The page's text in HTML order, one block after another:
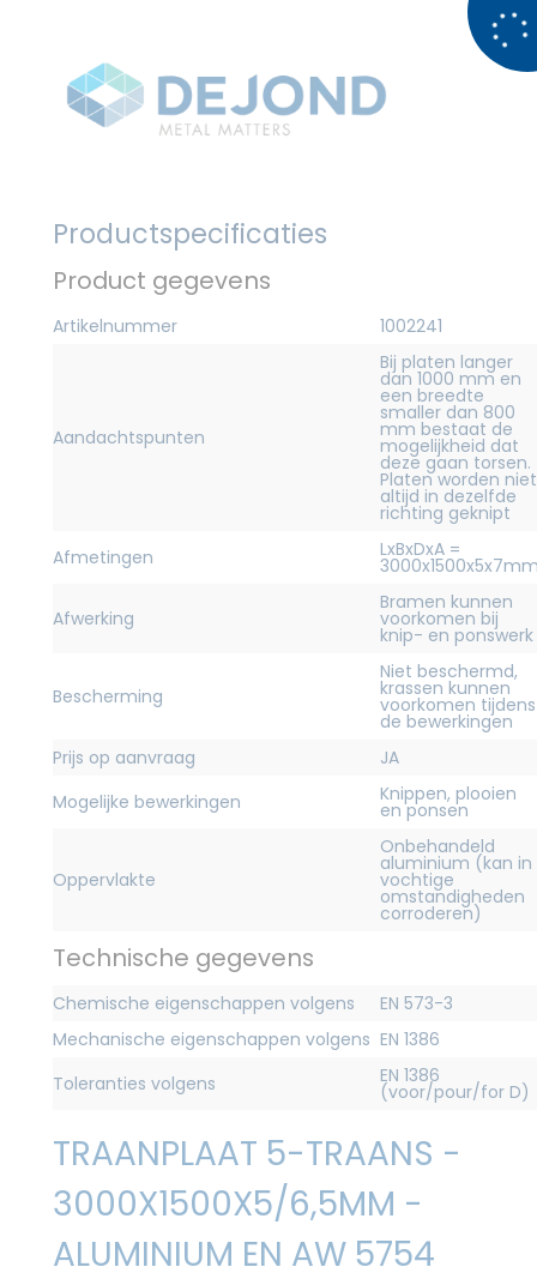
Productspecificaties
Product gegevens
Artikelnummer 1002241
Aandachtspunten
Bij platen langer
dan 1000 mm en
een breedte
smaller dan 800
mm bestaat de
mogelijkheid dat
deze gaan torsen.
Platen worden niet
altijd in dezelfde
richting geknipt
Afmetingen
LxBxDxA =
Afwerking
Bramen kunnen
voorkomen bij
knip- en ponswerk
Bescherming
Niet beschermd,
krassen kunnen
voorkomen tijdens
de bewerkingen
Prijs op aanvraag
JA
Mogelijke bewerkingen
Knippen, plooien
en ponsen
Oppervlakte
Onbehandeld
aluminium (kan in
vochtige
omstandigheden
corroderen)
Technische gegevens
Chemische eigenschappen volgens
EN 573-3
Mechanische eigenschappen volgens EN 1386
Toleranties volgens
EN 1386
(voor/pour/for D)
TRAANPLAAT 5-TRAANS -
3000X1500X5/6,5MM -
ALUMINIUM EN AW 5754